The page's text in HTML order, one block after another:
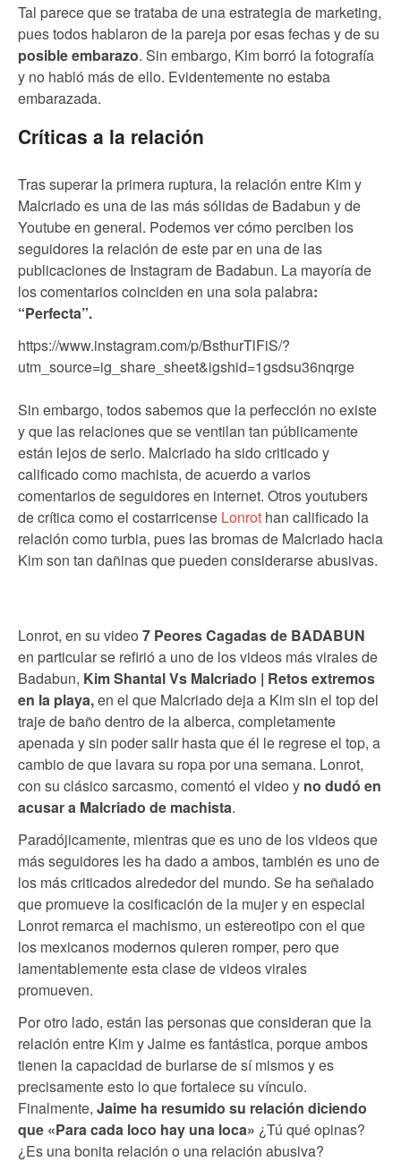
Tal parece que se trataba de una estrategia de marketing,
pues todos hablaron de la pareja por esas fechas y de su
posible embarazo. Sin embargo, Kim borró la fotografía
y no habló más de ello. Evidentemente no estaba
embarazada.
Críticas a la relación
Tras superar la primera ruptura, la relación entre Kim y
Malcriado es una de las más sólidas de Badabun y de
Youtube en general. Podemos ver cómo perciben los
seguidores la relación de este par en una de las
publicaciones de Instagram de Badabun. La mayoría de
los comentarios coinciden en una sola palabra:
“Perfecta”.
https://www.instagram.com/p/BsthurTlFiS/?
utm_source=ig_share_sheet&igshid=1gsdsu36nqrge
Sin embargo, todos sabemos que la perfección no existe
y que las relaciones que se ventilan tan públicamente
están lejos de serlo. Malcriado ha sido criticado y
calificado como machista, de acuerdo a varios
comentarios de seguidores en internet. Otros youtubers
de crítica como el costarricense Lonrot han calificado la
relación como turbia, pues las bromas de Malcriado hacia
Kim son tan dañinas que pueden considerarse abusivas.
Lonrot, en su video 7 Peores Cagadas de BADABUN
en particular se refirió a uno de los videos más virales de
Badabun, Kim Shantal Vs Malcriado | Retos extremos
en la playa,en el que Malcriado deja a Kim sin el top del
traje de baño dentro de la alberca, completamente
apenada y sin poder salir hasta que él le regrese el top, a
cambio de que lavara su ropa por una semana. Lonrot,
con su clásico sarcasmo, comentó el video y no dudó en
acusar a Malcriado de machista.
Paradójicamente, mientras que es uno de los videos que
más seguidores les ha dado a ambos, también es uno de
los más criticados alrededor del mundo. Se ha señalado
que promueve la cosificación de la mujer y en especial
Lonrot remarca el machismo, un estereotipo con el que
los mexicanos modernos quieren romper, pero que
lamentablemente esta clase de videos virales
promueven.
Por otro lado, están las personas que consideran que la
relación entre Kim y Jaime es fantástica, porque ambos
tienen la capacidad de burlarse de sí mismos y es
precisamente esto lo que fortalece su vínculo.
Finalmente, Jaime ha resumido su relación diciendo
que «Para cada loco hay una loca» ¿Tú qué opinas?
¿Es una bonita relación o una relación abusiva?